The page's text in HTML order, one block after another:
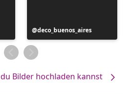
Beitrag
veröffentlicht
von
deco_buenos_aires
Bilder hochladen kannst